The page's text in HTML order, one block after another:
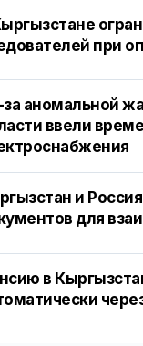
при
за аномальной
ввели
и
для
в